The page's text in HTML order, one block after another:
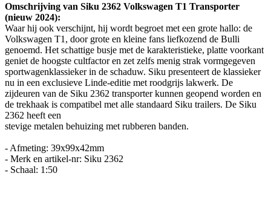
Omschrijving van Siku 2362 Volkswagen T1 Transporter
(nieuw 2024):
Waar hij ook verschijnt, hij wordt begroet met een grote hallo: de
Volkswagen T1, door grote en kleine fans liefkozend de Bulli
genoemd. Het schattige busje met de karakteristieke, platte voorkant
geniet de hoogste cultfactor en zet zelfs menig strak vormgegeven
sportwagenklassieker in de schaduw. Siku presenteert de klassieker
nu in een exclusieve Linde-editie met roodgrijs lakwerk. De
zijdeuren van de Siku 2362 transporter kunnen geopend worden en
de trekhaak is compatibel met alle standaard Siku trailers. De Siku
2362 heeft een
stevige metalen behuizing met rubberen banden.
- Afmeting: 39x99x42mm
- Merk en artikel-nr: Siku 2362
- Schaal: 1:50